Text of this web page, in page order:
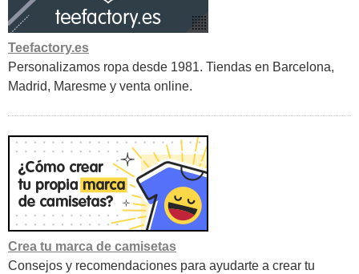
Teefactory.es
Personalizamos ropa desde 1981. Tiendas en Barcelona,
Madrid, Maresme y venta online.
Crea tu marca de camisetas
Consejos y recomendaciones para ayudarte a crear tu